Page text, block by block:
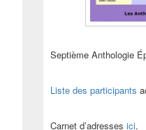
Septième Anthologie
Liste des participants
Carnet d’adresses ici.